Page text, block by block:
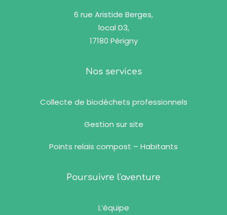
6 rue Aristide Berges,
local D3,
17180 Périgny
Nos services
Collecte de biodéchets professionnels
Gestion sur site
Points relais compost – Habitants
Poursuivre l'aventure
L’équipe